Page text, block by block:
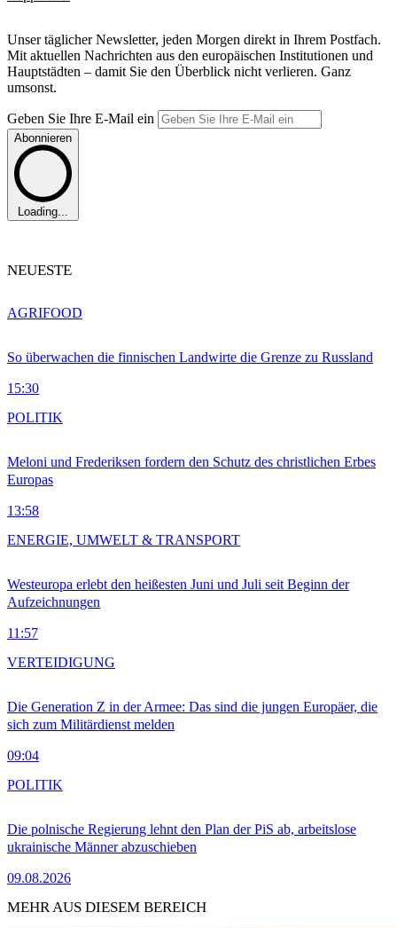
Unser täglicher Newsletter, jeden Morgen direkt in Ihrem Postfach.
Mit aktuellen Nachrichten aus den europäischen Institutionen und
Hauptstädten – damit Sie den Überblick nicht verlieren. Ganz
umsonst.
Geben Sie Ihre E-Mail ein
Abonnieren
Loading...
NEUESTE
So überwachen die finnischen Landwirte die Grenze zu Russland
15:30
AGRIFOOD
Meloni und Frederiksen fordern den Schutz des christlichen Erbes
Europas
13:58
POLITIK
Westeuropa erlebt den heißesten Juni und Juli seit Beginn der
Aufzeichnungen
11:57
ENERGIE, UMWELT & TRANSPORT
Die Generation Z in der Armee: Das sind die jungen Europäer, die
sich zum Militärdienst melden
09:04
VERTEIDIGUNG
Die polnische Regierung lehnt den Plan der PiS ab, arbeitslose
ukrainische Männer abzuschieben
09.08.2026
POLITIK
MEHR AUS DIESEM BEREICH